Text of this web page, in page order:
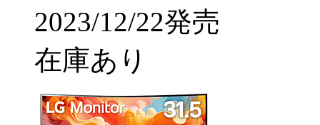
2023/12/22発売
在庫あり